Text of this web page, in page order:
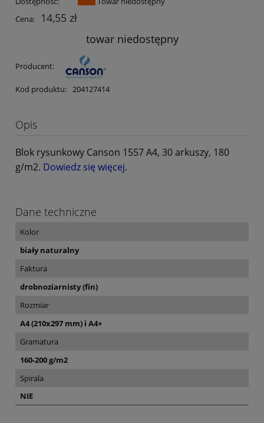
Cena:
14,55 zł
towar niedostępny
Producent:
Kod produktu: 204127414
Opis
Blok rysunkowy Canson 1557 A4, 30 arkuszy, 180
g/m2. Dowiedz się więcej.
Dane techniczne
Kolor
biały naturalny
Faktura
drobnoziarnisty (fin)
Rozmiar
A4 (210x297 mm) i A4+
Gramatura
160-200 g/m2
Spirala
NIE